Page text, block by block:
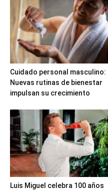
Cuidado personal masculino:
Nuevas rutinas de bienestar
impulsan su crecimiento
Luis Miguel celebra 100 años